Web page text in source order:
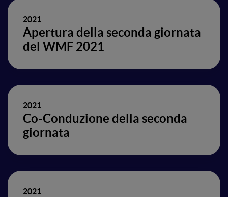
2021
Apertura della seconda giornata
del WMF 2021
2021
Co-Conduzione della seconda
giornata
2021